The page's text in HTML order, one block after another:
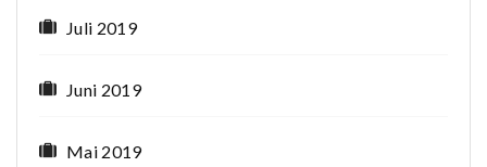
Juli 2019
Juni 2019
Mai 2019